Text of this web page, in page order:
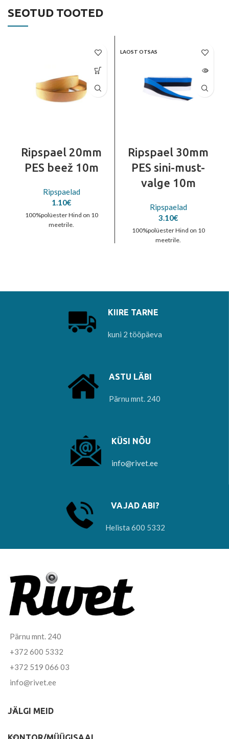
SEOTUD TOOTED
Ripspael 20mm
PES beež 10m
Ripspaelad
1.10€
100%polüester Hind on 10
meetrile.
LAOST OTSAS
Ripspael 30mm
PES sini-must-
valge 10m
Ripspaelad
3.10€
100%polüester Hind on 10
meetrile.
KIIRE TARNE
kuni 2 tööpäeva
ASTU LÄBI
Pärnu mnt. 240
KÜSI NÕU
info@rivet.ee
VAJAD ABI?
Helista 600 5332
Pärnu mnt. 240
+372 600 5332
+372 519 066 03
info@rivet.ee
JÄLGI MEID